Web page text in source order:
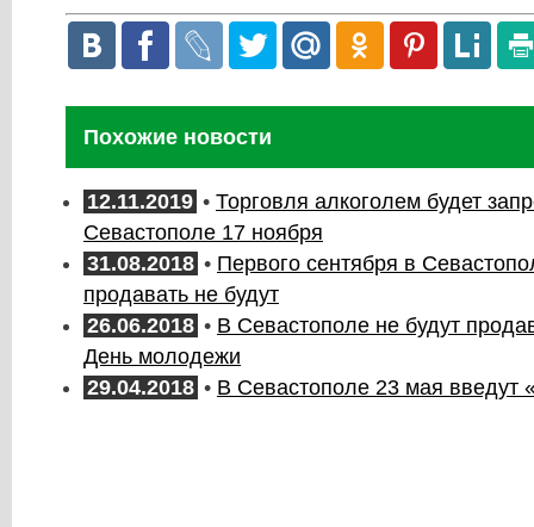
Похожие новости
12.11.2019 • Торговля алкоголем будет
Севастополе 17 ноября
31.08.2018 • Первого сентября в
продавать не будут
26.06.2018 • В Севастополе не будут
День молодежи
29.04.2018 • В Севастополе 23 мая введут